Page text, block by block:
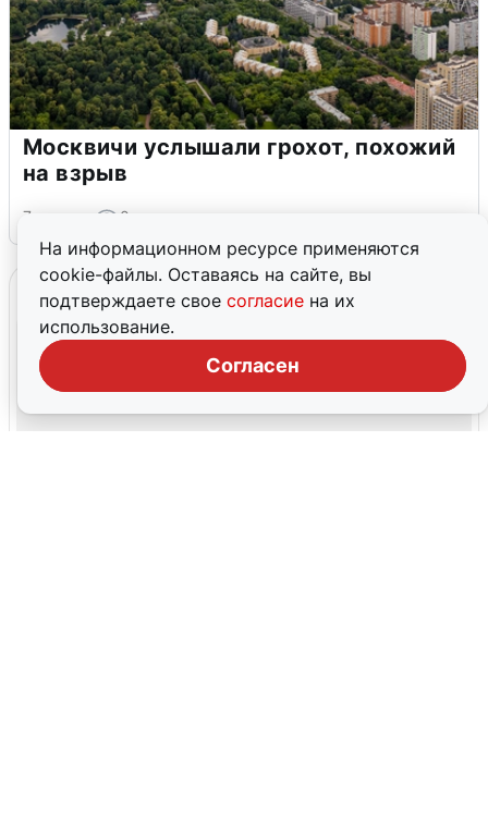
На информационном ресурсе применяются
cookie-файлы. Оставаясь на сайте, вы
подтверждаете свое согласие на их
использование.
Согласен
Москвичи услышали грохот, похожий
на взрыв
7 августа 0